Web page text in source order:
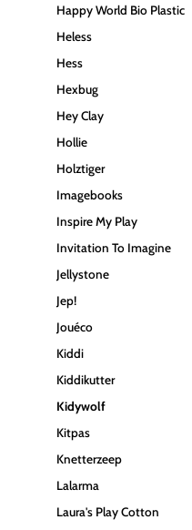
Happy World Bio Plastic
Heless
Hess
Hexbug
Hey Clay
Hollie
Holztiger
Imagebooks
Inspire My Play
Invitation To Imagine
Jellystone
Jep!
Jouéco
Kiddi
Kiddikutter
Kidywolf
Kitpas
Knetterzeep
Lalarma
Laura's Play Cotton